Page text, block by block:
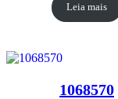
Leia mais
1068570